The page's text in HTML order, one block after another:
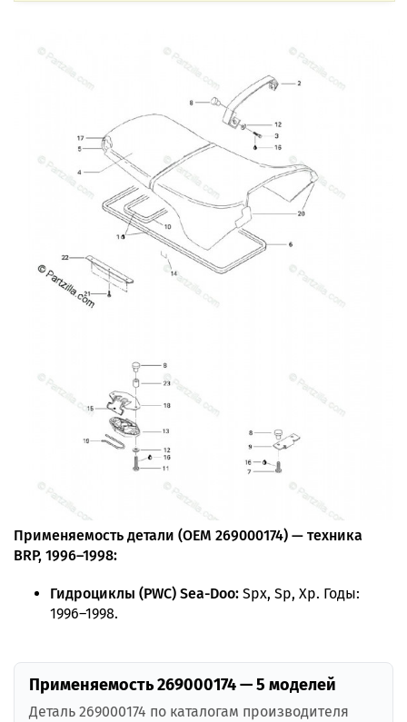
Применяемость детали (OEM 269000174) — техника
BRP, 1996–1998:
Гидроциклы (PWC) Sea-Doo: Spx, Sp, Xp. Годы:
1996–1998.
Применяемость 269000174 — 5 моделей
Деталь 269000174 по каталогам производителя